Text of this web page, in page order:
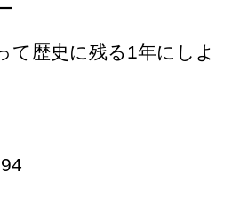
て歴史に残る1年にしよ